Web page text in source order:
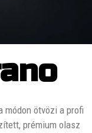
módon ötvözi a profi
prémium olasz